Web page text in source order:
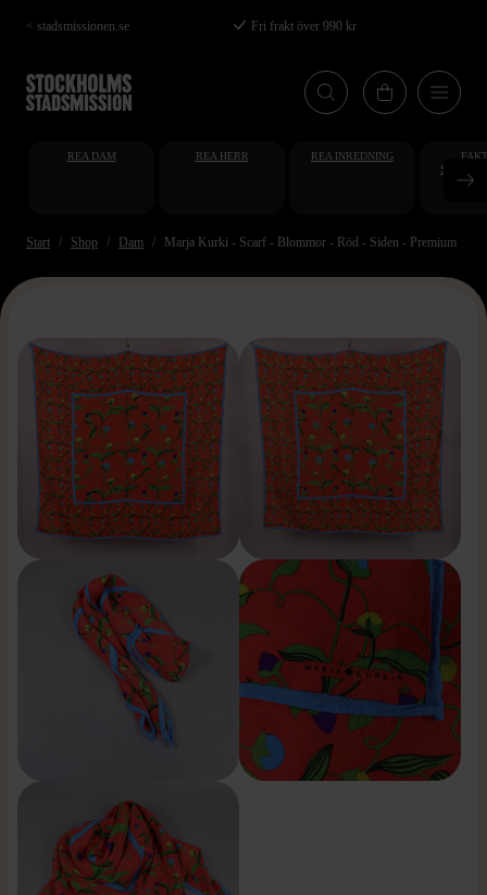
Hoppa
till
huvudinnehåll
< stadsmissionen.se Fri frakt över 990 kr
REA DAM REA HERR REA INREDNING
Start Shop Dam Marja Kurki - Scarf - Blommor - Röd - Siden - Premium